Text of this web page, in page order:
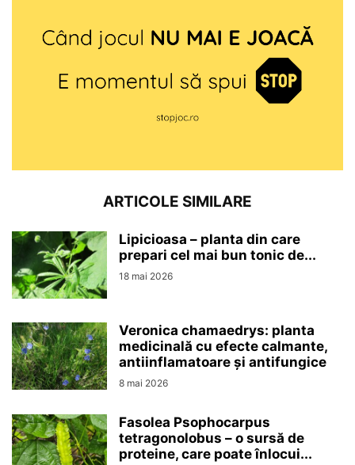
ARTICOLE SIMILARE
Lipicioasa – planta din care
prepari cel mai bun tonic de...
18 mai 2026
Veronica chamaedrys: planta
medicinală cu efecte calmante,
antiinflamatoare și antifungice
8 mai 2026
Fasolea Psophocarpus
tetragonolobus – o sursă de
proteine, care poate înlocui...